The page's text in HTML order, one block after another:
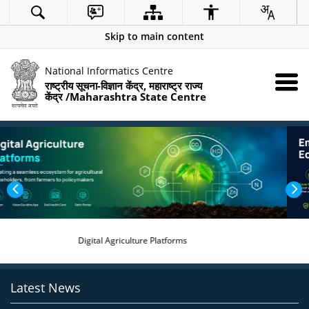
Skip to main content
National Informatics Centre
राष्ट्रीय सूचना-विज्ञान केंद्र, महाराष्ट्र राज्य
केंद्र /Maharashtra State Centre
Empowering the Future of Education with Edu-tech Solutions
Latest News